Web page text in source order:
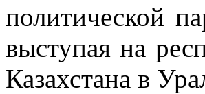
политической
выступая на
Казахстана в